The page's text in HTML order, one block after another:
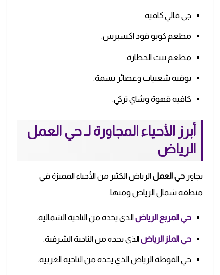
جي فالي كافيه.
مطعم كوبو فود اكسبرس.
مطعم بيت الحظارة.
بوفيه شعبيات وعصائر بسمة.
كافيه قهوة وشاي تركي.
أبرز الأحياء المجاورة لـ حي العمل
الرياض
يجاور حي العمل الرياض الكثير من الأحياء المميزة في
منطقة شمال الرياض ومنها:
حي المربع الرياض الذي يحده من الناحية الشمالية.
حي الملز الرياضالذي يحده من الناحية الشرقية.
حي الفوطة الرياض الذي يحده من الناحية الغربية.